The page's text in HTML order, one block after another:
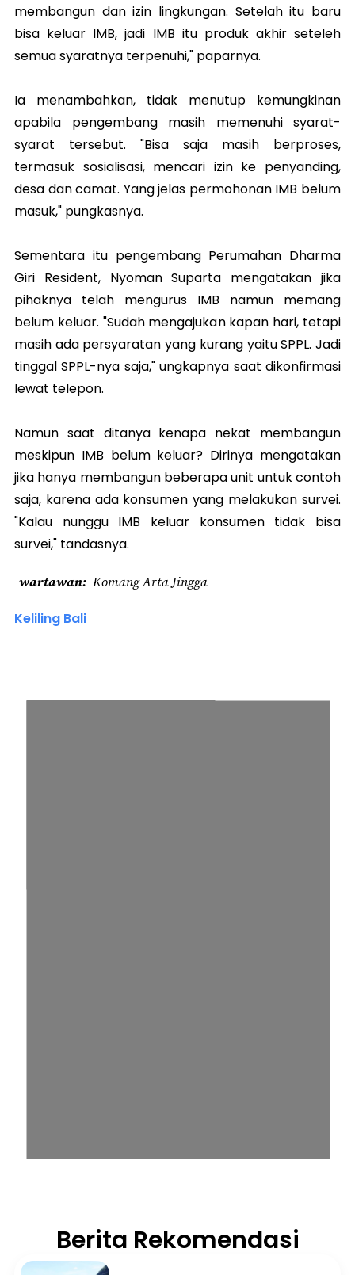
membangun dan izin lingkungan. Setelah itu baru
bisa keluar IMB, jadi IMB itu produk akhir seteleh
semua syaratnya terpenuhi," paparnya.
Ia menambahkan, tidak menutup kemungkinan
apabila pengembang masih memenuhi syarat-
syarat tersebut. "Bisa saja masih berproses,
termasuk sosialisasi, mencari izin ke penyanding,
desa dan camat. Yang jelas permohonan IMB belum
masuk," pungkasnya.
Sementara itu pengembang Perumahan Dharma
Giri Resident, Nyoman Suparta mengatakan jika
pihaknya telah mengurus IMB namun memang
belum keluar. "Sudah mengajukan kapan hari, tetapi
masih ada persyaratan yang kurang yaitu SPPL. Jadi
tinggal SPPL-nya saja," ungkapnya saat dikonfirmasi
lewat telepon.
Namun saat ditanya kenapa nekat membangun
meskipun IMB belum keluar? Dirinya mengatakan
jika hanya membangun beberapa unit untuk contoh
saja, karena ada konsumen yang melakukan survei.
"Kalau nunggu IMB keluar konsumen tidak bisa
survei," tandasnya.
wartawan Komang Arta Jingga
Keliling Bali
Berita Rekomendasi